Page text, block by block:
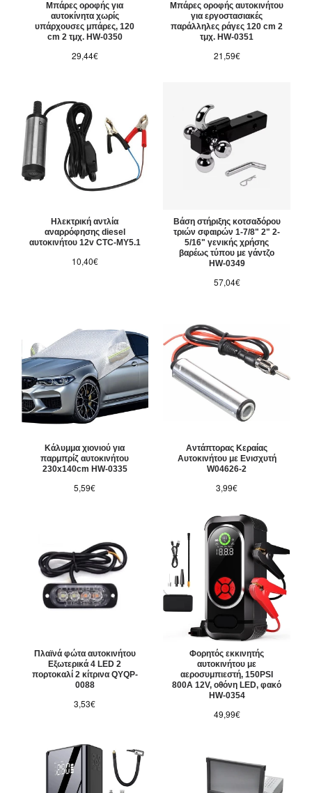
Μπάρες οροφής για
αυτοκίνητα χωρίς
υπάρχουσες μπάρες, 120
cm 2 τμχ. HW-0350
29,44€
Μπάρες οροφής αυτοκινήτου
για εργοστασιακές
παράλληλες ράγες 120 cm 2
τμχ. HW-0351
21,59€
Ηλεκτρική αντλία
αναρρόφησης diesel
αυτοκινήτου 12v CTC-MY5.1
10,40€
Βάση στήριξης κοτσαδόρου
τριών σφαιρών 1-7/8" 2" 2-
5/16" γενικής χρήσης
βαρέως τύπου με γάντζο
HW-0349
57,04€
Κάλυμμα χιονιού για
παρμπρίζ αυτοκινήτου
230x140cm HW-0335
5,59€
Αντάπτορας Κεραίας
Αυτοκινήτου με Ενισχυτή
W04626-2
3,99€
Πλαϊνά φώτα αυτοκινήτου
Εξωτερικά 4 LED 2
πορτοκαλί 2 κίτρινα QYQP-
0088
3,53€
Φορητός εκκινητής
αυτοκινήτου με
αεροσυμπιεστή, 150PSI
800A 12V, οθόνη LED, φακό
HW-0354
49,99€